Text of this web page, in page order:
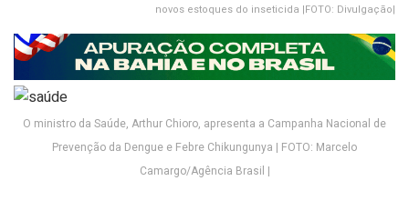
novos estoques do inseticida |FOTO: Divulgação|
O ministro da Saúde, Arthur Chioro, apresenta a Campanha Nacional de
Prevenção da Dengue e Febre Chikungunya | FOTO: Marcelo
Camargo/Agência Brasil |